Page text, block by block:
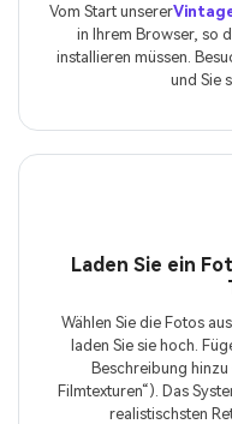
Vom Start unserer
in Ihrem Browser, so
installieren müssen.
und Sie
Laden Sie ein
Wählen Sie die Fotos
laden Sie sie hoch.
Beschreibung
Filmtexturen“). Das
realistischsten